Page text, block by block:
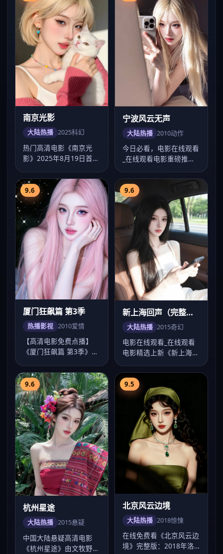
南京光影
大陆热播 2025科幻
热门高清电影《南京光
影》2025年8月19日首
型，主演任嘉伦…
宁波风云无声
大陆热播 2010动作
今日必看，电影在线观看
_在线观看电影重磅推荐
2010年洛阳动作…
9.6
厦门狂飙篇 第3季
热播影视 2010爱情
【高清电影免费点播】
《厦门狂飙篇 第3季》爱
成熟，刘德华、…
9.6
新上海回声（完整
版）
大陆热播 2015奇幻
电影在线观看_在线观看
电影精选上新《新上海回
年苏州奇幻高…
9.6
杭州星途
大陆热播 2015悬疑
中国大陆悬疑高清电影
《杭州星途》由文牧野执
9.5
北京风云边境
大陆热播 2018惊悚
在线免费看《北京风云边
境》完整版：2018年洛